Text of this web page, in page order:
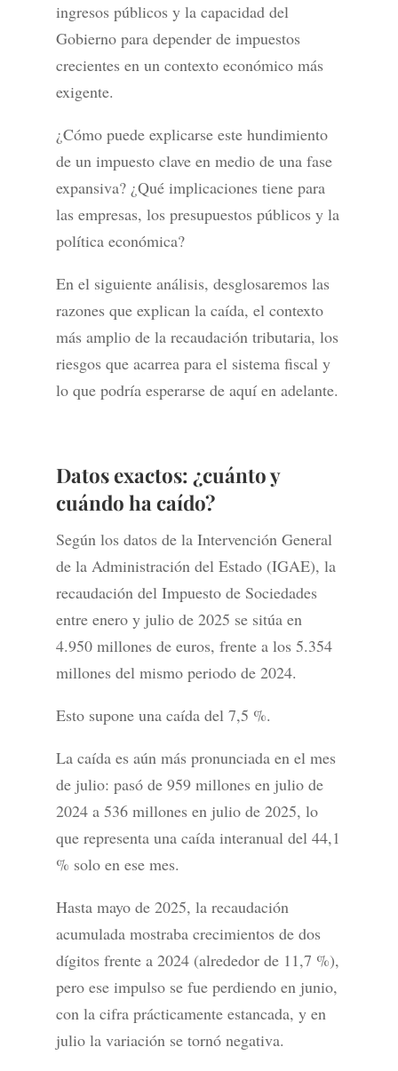
ingresos públicos y la capacidad del
Gobierno para depender de impuestos
crecientes en un contexto económico más
exigente.
¿Cómo puede explicarse este hundimiento
de un impuesto clave en medio de una fase
expansiva? ¿Qué implicaciones tiene para
las empresas, los presupuestos públicos y la
política económica?
En el siguiente análisis, desglosaremos las
razones que explican la caída, el contexto
más amplio de la recaudación tributaria, los
riesgos que acarrea para el sistema fiscal y
lo que podría esperarse de aquí en adelante.
Datos exactos: ¿cuánto y
cuándo ha caído?
Según los datos de la Intervención General
de la Administración del Estado (IGAE), la
recaudación del Impuesto de Sociedades
entre enero y julio de 2025 se sitúa en
4.950 millones de euros, frente a los 5.354
millones del mismo periodo de 2024.
Esto supone una caída del 7,5 %.
La caída es aún más pronunciada en el mes
de julio: pasó de 959 millones en julio de
2024 a 536 millones en julio de 2025, lo
que representa una caída interanual del 44,1
% solo en ese mes.
Hasta mayo de 2025, la recaudación
acumulada mostraba crecimientos de dos
dígitos frente a 2024 (alrededor de 11,7 %),
pero ese impulso se fue perdiendo en junio,
con la cifra prácticamente estancada, y en
julio la variación se tornó negativa.